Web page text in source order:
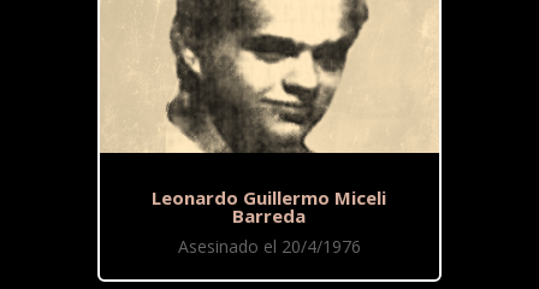
Leonardo Guillermo Miceli
Barreda
Asesinado el 20/4/1976